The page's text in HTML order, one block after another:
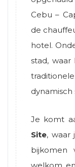
Cebu –
de
hotel.
stad,
dynamisch
Je komt
Site, waar
bijkomen
welkom